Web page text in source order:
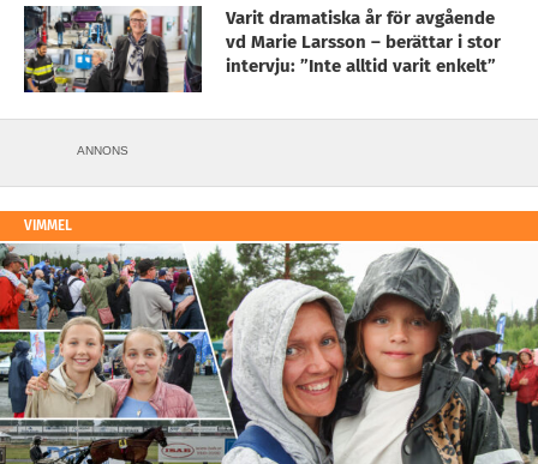
Varit dramatiska år för avgående
vd Marie Larsson – berättar i stor
intervju: ”Inte alltid varit enkelt”
ANNONS
VIMMEL